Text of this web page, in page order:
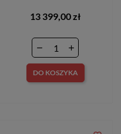
13 399,00 zł
DO KOSZYKA